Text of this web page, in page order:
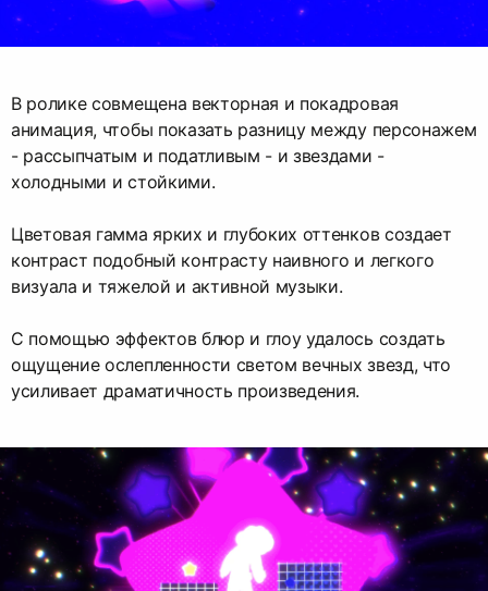
В ролике совмещена векторная и покадровая
анимация, чтобы показать разницу между персонажем
- рассыпчатым и податливым - и звездами -
холодными и стойкими.
Цветовая гамма ярких и глубоких оттенков создает
контраст подобный контрасту наивного и легкого
визуала и тяжелой и активной музыки.
С помощью эффектов блюр и глоу удалось создать
ощущение ослепленности светом вечных звезд, что
усиливает драматичность произведения.